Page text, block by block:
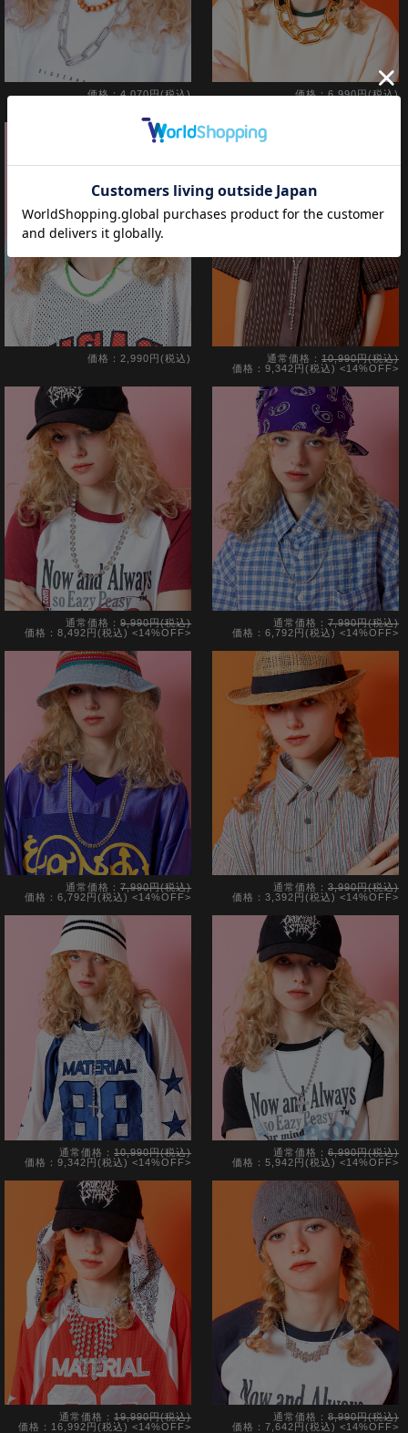
価格：4,070円(税込) 価格：6,990円(税込)
価格：2,990円(税込) 通常価格： 10,990円(税込)
価格：9,342円(税込) <14%OFF>
通常価格：9,990円(税込)
価格：8,492円(税込)<14%OFF>
通常価格： 7,990円(税込)
価格：6,792円(税込) <14%OFF>
通常価格：7,990円(税込)
価格：6,792円(税込)<14%OFF>
通常価格： 3,990円(税込)
価格：3,392円(税込) <14%OFF>
通常価格：10,990円(税込)
価格：9,342円(税込)<14%OFF>
通常価格： 6,990円(税込)
価格：5,942円(税込) <14%OFF>
通常価格：19,990円(税込)
価格：16,992円(税込)<14%OFF>
通常価格： 8,990円(税込)
価格：7,642円(税込) <14%OFF>